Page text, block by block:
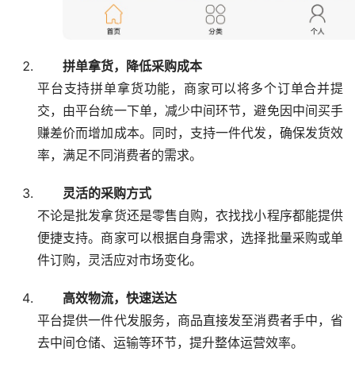
拼单拿货，降低采购成本
平台支持拼单拿货功能，商家可以将多个订单合并提
交，由平台统一下单，减少中间环节，避免因中间买手
赚差价而增加成本。同时，支持一件代发，确保发货效
率，满足不同消费者的需求。
灵活的采购方式
不论是批发拿货还是零售自购，衣找找小程序都能提供
便捷支持。商家可以根据自身需求，选择批量采购或单
件订购，灵活应对市场变化。
高效物流，快速送达
平台提供一件代发服务，商品直接发至消费者手中，省
去中间仓储、运输等环节，提升整体运营效率。